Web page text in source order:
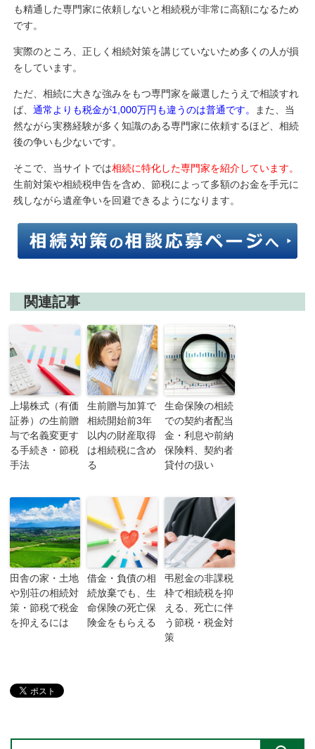
も精通した専門家に依頼しないと相続税が非常に高額になるため
です。
実際のところ、正しく相続対策を講じていないため多くの人が損
をしています。
ただ、相続に大きな強みをもつ専門家を厳選したうえで相談すれ
ば、 通常よりも税金が1,000万円も違うのは普通です。
また、当
然ながら実務経験が多く知識のある専門家に依頼するほど、相続
後の争いも少ないです。
そこで、当サイトでは相続に特化した専門家を紹介しています。
生前対策や相続税申告を含め、節税によって多額のお金を手元に
残しながら遺産争いを回避できるようになります。
関連記事
上場株式（有価
証券）の生前贈
与で名義変更す
る手続き・節税
手法
生前贈与加算で
相続開始前3年
以内の財産取得
は相続税に含め
る
生命保険の相続
での契約者配当
金・利息や前納
保険料、契約者
貸付の扱い
田舎の家・土地
や別荘の相続対
策・節税で税金
を抑えるには
借金・負債の相
続放棄でも、生
命保険の死亡保
険金をもらえる
弔慰金の非課税
枠で相続税を抑
える、死亡に伴
う節税・税金対
策